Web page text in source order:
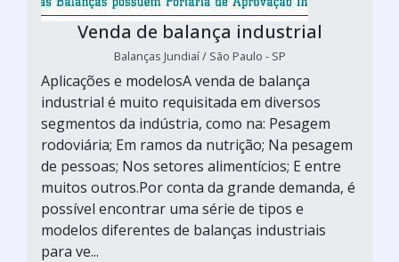
Venda de balança industrial
Balanças Jundiaí / São Paulo - SP
Aplicações e modelosA venda de balança
industrial é muito requisitada em diversos
segmentos da indústria, como na: Pesagem
rodoviária; Em ramos da nutrição; Na pesagem
de pessoas; Nos setores alimentícios; E entre
muitos outros.Por conta da grande demanda, é
possível encontrar uma série de tipos e
modelos diferentes de balanças industriais
para ve...